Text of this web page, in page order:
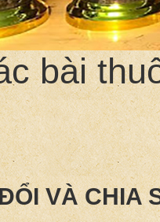
bài
VÀ CHIA